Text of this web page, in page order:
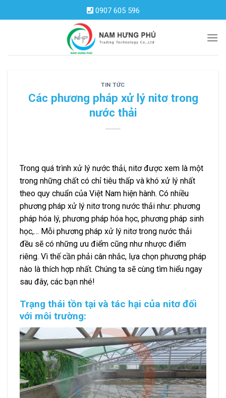
to
0907 605 596
TIN TỨC
Các phương pháp xử lý nitơ trong
nước thải
Trong quá trình xử lý nước thải, nitơ được xem là một
trong những chất có chỉ tiêu thấp và khó xử lý nhất
theo quy chuẩn của Việt Nam hiện hành. Có nhiều
phương pháp xử lý nitơ trong nước thải như: phương
pháp hóa lý, phương pháp hóa học, phương pháp sinh
học,… Mỗi phương pháp xử lý nitơ trong nước thải
đều sẽ có những ưu điểm cũng như nhược điểm
riêng. Vì thế cần phải cân nhắc, lựa chọn phương pháp
nào là thích hợp nhất. Chúng ta sẽ cùng tìm hiểu ngay
sau đây, các bạn nhé!
Trạng thái tồn tại và tác hại của nitơ đối
với môi trường: